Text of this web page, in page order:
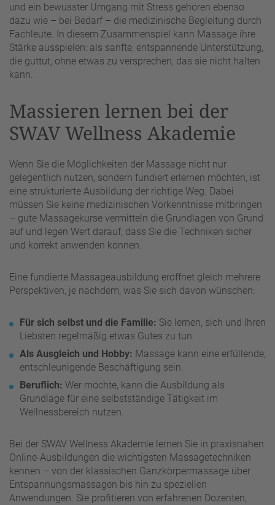
und ein bewusster Umgang mit Stress gehören ebenso
dazu wie – bei Bedarf – die medizinische Begleitung durch
Fachleute. In diesem Zusammenspiel kann Massage ihre
Stärke ausspielen: als sanfte, entspannende Unterstützung,
die guttut, ohne etwas zu versprechen, das sie nicht halten
kann.
Massieren lernen bei der
SWAV Wellness Akademie
Wenn Sie die Möglichkeiten der Massage nicht nur
gelegentlich nutzen, sondern fundiert erlernen möchten, ist
eine strukturierte Ausbildung der richtige Weg. Dabei
müssen Sie keine medizinischen Vorkenntnisse mitbringen
– gute Massagekurse vermitteln die Grundlagen von Grund
auf und legen Wert darauf, dass Sie die Techniken sicher
und korrekt anwenden können.
Eine fundierte Massageausbildung eröffnet gleich mehrere
Perspektiven, je nachdem, was Sie sich davon wünschen:
Für sich selbst und die Familie: Sie lernen, sich und Ihren
Liebsten regelmäßig etwas Gutes zu tun.
Als Ausgleich und Hobby: Massage kann eine erfüllende,
entschleunigende Beschäftigung sein.
Beruflich: Wer möchte, kann die Ausbildung als
Grundlage für eine selbstständige Tätigkeit im
Wellnessbereich nutzen.
Bei der SWAV Wellness Akademie lernen Sie in praxisnahen
Online-Ausbildungen die wichtigsten Massagetechniken
kennen – von der klassischen Ganzkörpermassage über
Entspannungsmassagen bis hin zu speziellen
Anwendungen. Sie profitieren von erfahrenen Dozenten,